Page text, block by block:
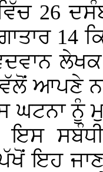
26
14
ਆਪਣੇ
ਘਟਨਾ ਨੂੰ
ਇਸ
ਇਹ